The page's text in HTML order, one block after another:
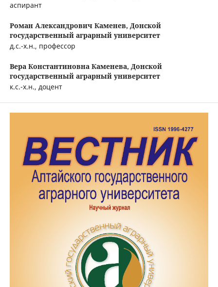
аспирант
Роман Александрович Каменев, Донской
государственный аграрный университет
д.с.-х.н., профессор
Вера Константиновна Каменева, Донской
государственный аграрный университет
к.с.-х.н., доцент